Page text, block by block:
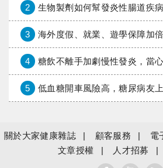
2 生物製劑如何幫發炎性腸道疾病患者抗潰瘍？治
3 海外度假、就業、遊學保障加倍，富邦產險「一期逐夢
4 糖飲不離手加劇慢性發炎，當心老
5 低血糖開車風險高，糖尿病友
關於大家健康雜誌 顧客服務 電
文章授權
人才招募